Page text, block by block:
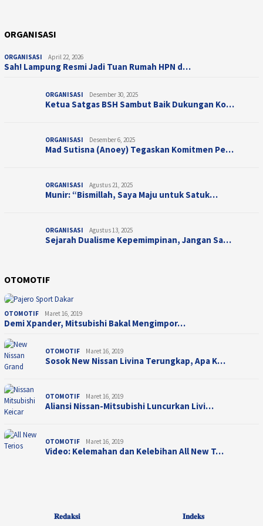
ORGANISASI
ORGANISASI April 22, 2026
Sah! Lampung Resmi Jadi Tuan Rumah HPN d…
ORGANISASI Desember 30, 2025
Ketua Satgas BSH Sambut Baik Dukungan Ko…
ORGANISASI Desember 6, 2025
Mad Sutisna (Anoey) Tegaskan Komitmen Pe…
ORGANISASI Agustus 21, 2025
Munir: “Bismillah, Saya Maju untuk Satuk…
ORGANISASI Agustus 13, 2025
Sejarah Dualisme Kepemimpinan, Jangan Sa…
OTOMOTIF
OTOMOTIF Maret 16, 2019
Demi Xpander, Mitsubishi Bakal Mengimpor…
OTOMOTIF Maret 16, 2019
Sosok New Nissan Livina Terungkap, Apa K…
OTOMOTIF Maret 16, 2019
Aliansi Nissan-Mitsubishi Luncurkan Livi…
OTOMOTIF Maret 16, 2019
Video: Kelemahan dan Kelebihan All New T…
𝐑𝐞𝐝𝐚𝐤𝐬𝐢 𝐈𝐧𝐝𝐞𝐤𝐬